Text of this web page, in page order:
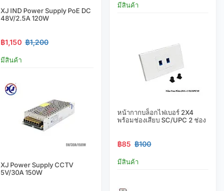
XJ IND Power Supply PoE DC
48V/2.5A 120W
฿1,150 ฿1,200
มีสินค้า
XJ Power Supply CCTV
5V/30A 150W
มีสินค้า
หน้ากากบล็อกไฟเบอร์ 2X4
พร้อมช่องเสียบ SC/UPC 2 ช่อง
฿85 ฿100
มีสินค้า